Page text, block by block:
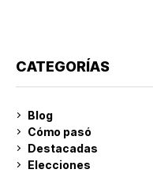
CATEGORÍAS
Blog
Cómo pasó
Destacadas
Elecciones